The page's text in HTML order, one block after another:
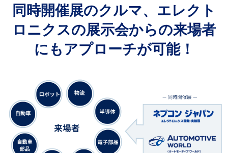
同時開催展のクルマ、エレクト
ロニクスの展示会からの来場者
にもアプローチが可能！